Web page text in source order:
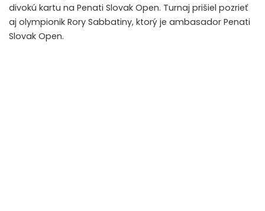
divokú kartu na Penati Slovak Open. Turnaj prišiel pozrieť
aj olympionik Rory Sabbatiny, ktorý je ambasador Penati
Slovak Open.